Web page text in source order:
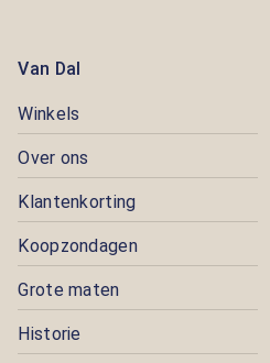
Van Dal
Winkels
Over ons
Klantenkorting
Koopzondagen
Grote maten
Historie